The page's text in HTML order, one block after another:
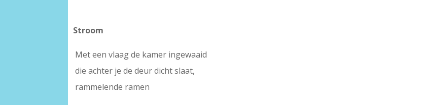
Stroom
Met een vlaag de kamer ingewaaid
die achter je de deur dicht slaat,
rammelende ramen